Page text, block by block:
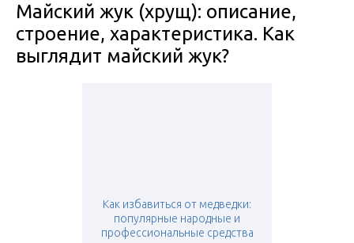
Майский жук (хрущ): описание,
строение, характеристика. Как
выглядит майский жук?
Как избавиться от медведки:
популярные народные и
профессиональные средства